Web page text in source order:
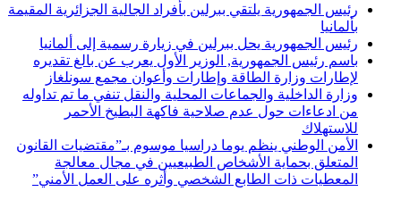
رئيس الجمهورية يلتقي ببرلين بأفراد الجالية الجزائرية المقيمة
بألمانيا
رئيس الجمهورية يحل ببرلين في زيارة رسمية إلى ألمانيا
باسم رئيس الجمهورية, الوزير الأول يعرب عن بالغ تقديره
لإطارات وزارة الطاقة وإطارات وأعوان مجمع سونلغاز
وزارة الداخلية والجماعات المحلية والنقل تنفي ما تم تداوله
من ادعاءات حول عدم صلاحية فاكهة البطيخ الأحمر
للاستهلاك
الأمن الوطني ينظم يوما دراسيا موسوم بـ”مقتضيات القانون
المتعلق بحماية الأشخاص الطبيعيين في مجال معالجة
المعطيات ذات الطابع الشخصي وأثره على العمل الأمني”